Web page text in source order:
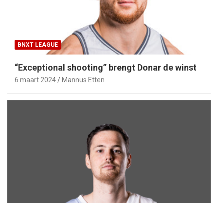
BNXT LEAGUE
“Exceptional shooting” brengt Donar de winst
6 maart 2024 Mannus Etten